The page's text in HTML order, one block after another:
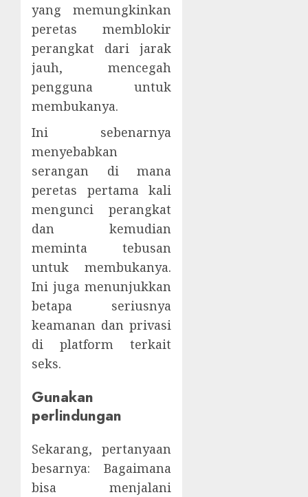
yang memungkinkan
peretas memblokir
perangkat dari jarak
jauh, mencegah
pengguna untuk
membukanya.
Ini sebenarnya
menyebabkan
serangan di mana
peretas pertama kali
mengunci perangkat
dan kemudian
meminta tebusan
untuk membukanya.
Ini juga menunjukkan
betapa seriusnya
keamanan dan privasi
di platform terkait
seks.
Gunakan
perlindungan
Sekarang, pertanyaan
besarnya: Bagaimana
bisa menjalani